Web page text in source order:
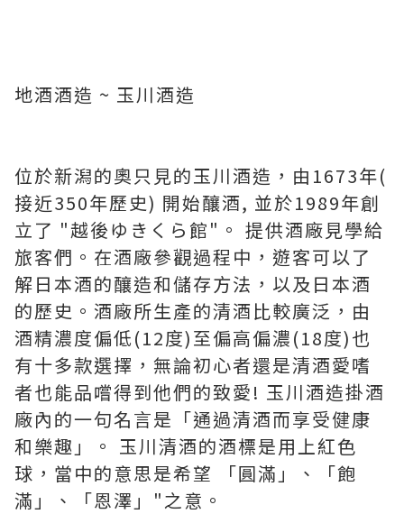
地酒酒造 ~ 玉川酒造
位於新潟的奧只見的玉川酒造，由1673年(
接近350年歷史) 開始釀酒, 並於1989年創
立了 "越後ゆきくら館"。 提供酒廠見學給
旅客們。在酒廠參觀過程中，遊客可以了
解日本酒的釀造和儲存方法，以及日本酒
的歷史。酒廠所生產的清酒比較廣泛，由
酒精濃度偏低(12度)至偏高偏濃(18度)也
有十多款選擇，無論初心者還是清酒愛嗜
者也能品嚐得到他們的致愛! 玉川酒造掛酒
廠內的一句名言是「通過清酒而享受健康
和樂趣」。 玉川清酒的酒標是用上紅色
球，當中的意思是希望 「圓滿」、「飽
滿」、「恩澤」"之意。